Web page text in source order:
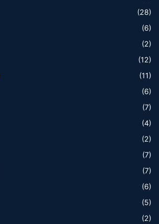
(28)
(6)
(2)
(12)
(11)
(6)
(7)
(4)
(2)
(7)
(7)
(6)
(5)
(2)